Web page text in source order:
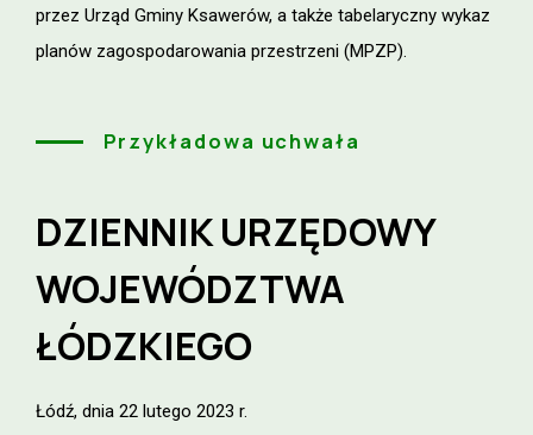
przez Urząd Gminy Ksawerów, a także tabelaryczny wykaz
planów zagospodarowania przestrzeni (MPZP).
Przykładowa uchwała
DZIENNIK URZĘDOWY
WOJEWÓDZTWA
ŁÓDZKIEGO
Łódź, dnia 22 lutego 2023 r.